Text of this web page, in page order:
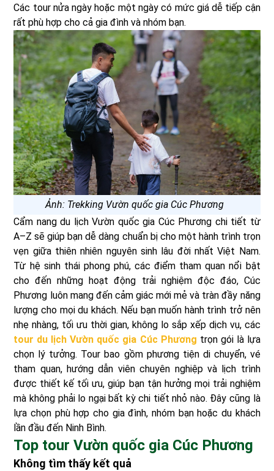
Các tour nửa ngày hoặc một ngày có mức giá dễ tiếp cận
rất phù hợp cho cả gia đình và nhóm bạn.
Ảnh: Trekking Vườn quốc gia Cúc Phương
Cẩm nang du lịch Vườn quốc gia Cúc Phương chi tiết từ
A–Z sẽ giúp bạn dễ dàng chuẩn bị cho một hành trình trọn
vẹn giữa thiên nhiên nguyên sinh lâu đời nhất Việt Nam.
Từ hệ sinh thái phong phú, các điểm tham quan nổi bật
cho đến những hoạt động trải nghiệm độc đáo, Cúc
Phương luôn mang đến cảm giác mới mẻ và tràn đầy năng
lượng cho mọi du khách. Nếu bạn muốn hành trình trở nên
nhẹ nhàng, tối ưu thời gian, không lo sắp xếp dịch vụ, các
tour du lịch Vườn quốc gia Cúc Phương trọn gói là lựa
chọn lý tưởng. Tour bao gồm phương tiện di chuyển, vé
tham quan, hướng dẫn viên chuyên nghiệp và lịch trình
được thiết kế tối ưu, giúp bạn tận hưởng mọi trải nghiệm
mà không phải lo ngại bất kỳ chi tiết nhỏ nào. Đây cũng là
lựa chọn phù hợp cho gia đình, nhóm bạn hoặc du khách
lần đầu đến Ninh Bình.
Top tour Vườn quốc gia Cúc Phương
Không tìm thấy kết quả